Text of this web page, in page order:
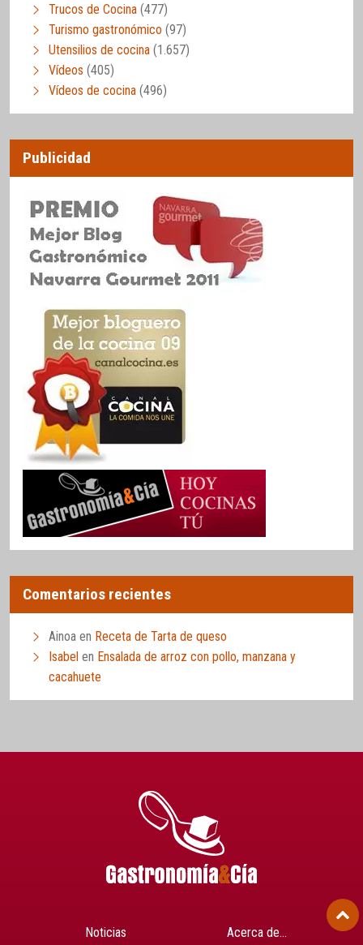
Trucos de Cocina (477)
Turismo gastronómico (97)
Utensilios de cocina (1.657)
Vídeos (405)
Vídeos de cocina (496)
Publicidad
Comentarios recientes
Ainoa en Receta de Tarta de queso
Isabel en Ensalada de arroz con pollo, manzana y
cacahuete
Noticias Acerca de…